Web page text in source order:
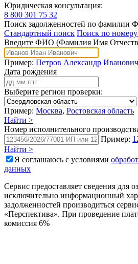
Юридическая консультация:
8 800 301 75 32
Поиск задолженностей по
Стандартный поиск Поиск по
Введите ФИО (Фамилия Имя
Пример: Петров Александр Иванович
Дата рождения
Выберите регион проверки:
Пример: Москва, Ростовская область
Найти >
Номер исполнительного
Пример:
Найти >
Я соглашаюсь с условиями
данных
Сервис предоставляет сведения для
исключительно информационный
задолженностей производиться
«Перспектива». При проведение
комиссия 6%